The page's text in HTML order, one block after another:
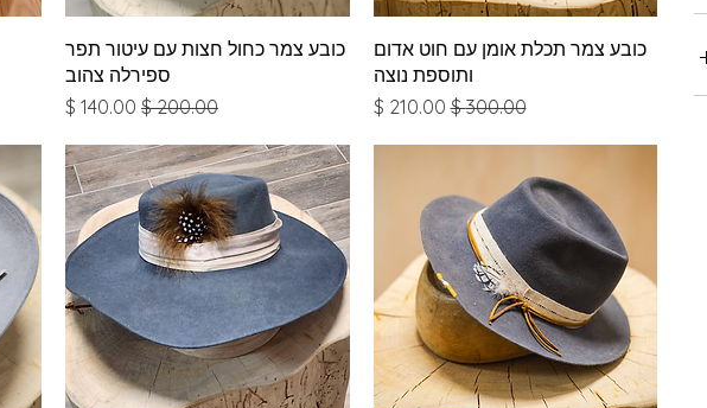
תצוגה מהירה
כובע צמר תכלת אומן עם חוט אדום
ותוספת נוצה
מחיר רגיל‏300.00 ‏$ מחיר מבצע
תצוגה מהירה
כובע צמר כחול חצות עם עיטור תפר
ספירלה צהוב
מחיר רגיל מחיר מבצע